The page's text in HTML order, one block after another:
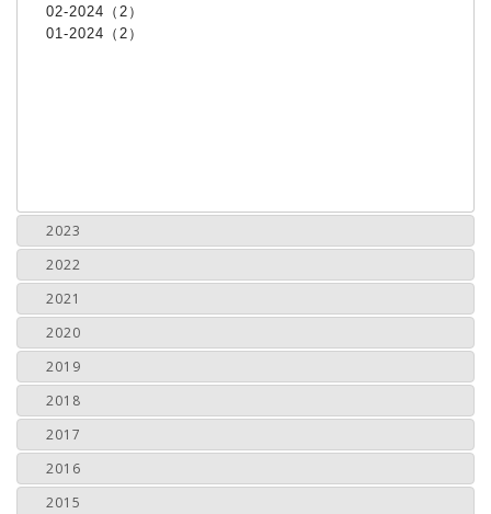
02-2024（2）
01-2024（2）
2023
2022
2021
2020
2019
2018
2017
2016
2015